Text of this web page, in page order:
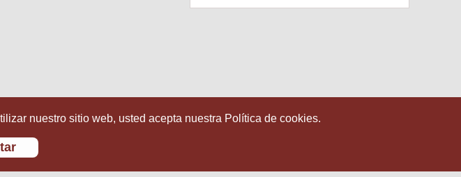
nuestro sitio web, usted acepta nuestra Política de cookies.